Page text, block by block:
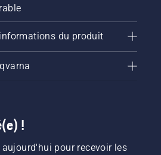
du produit
!
pour recevoir les